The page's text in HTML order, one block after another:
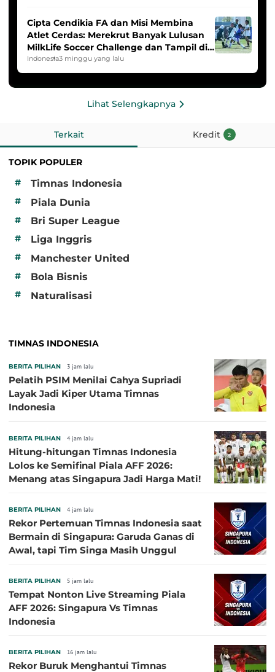
Cipta Cendikia FA dan Misi Membina
Atlet Cerdas: Merekrut Banyak Lulusan
MilkLife Soccer Challenge dan Tampil di
HYDROPLUS Soccer League
Indonesia3 minggu yang lalu
Lihat Selengkapnya
Terkait Kredit 2
TOPIK POPULER
#
Timnas Indonesia
# Piala Dunia
# Bri Super League
# Liga Inggris
# Manchester United
# Bola Bisnis
# Naturalisasi
TIMNAS INDONESIA
BERITA PILIHAN 3 jam lalu
Pelatih PSIM Menilai Cahya Supriadi
Layak Jadi Kiper Utama Timnas
Indonesia
BERITA PILIHAN 4 jam lalu
Hitung-hitungan Timnas Indonesia
Lolos ke Semifinal Piala AFF 2026:
Menang atas Singapura Jadi Harga Mati!
BERITA PILIHAN 4 jam lalu
Rekor Pertemuan Timnas Indonesia saat
Bermain di Singapura: Garuda Ganas di
Awal, tapi Tim Singa Masih Unggul
BERITA PILIHAN 5 jam lalu
Tempat Nonton Live Streaming Piala
AFF 2026: Singapura Vs Timnas
Indonesia
BERITA PILIHAN 16 jam lalu
Rekor Buruk Menghantui Timnas